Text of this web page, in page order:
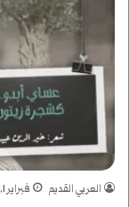
العربي القديم فبراير 1, 2025